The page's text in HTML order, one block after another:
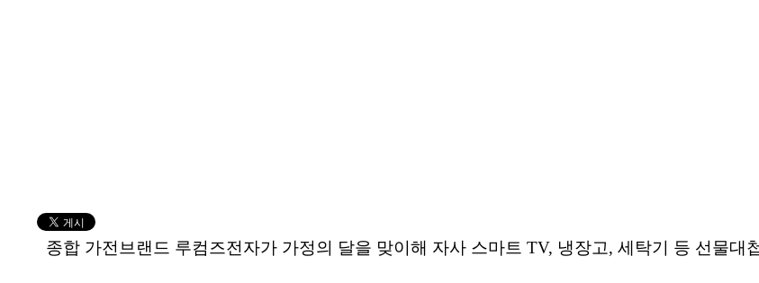
종합 가전브랜드 루컴즈전자가 가정의 달을 맞이해 자사 스마트 TV, 냉장고, 세탁기 등 선물대